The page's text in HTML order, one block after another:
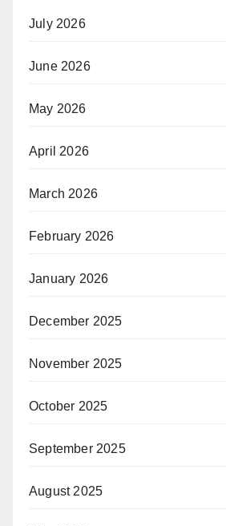
July 2026
June 2026
May 2026
April 2026
March 2026
February 2026
January 2026
December 2025
November 2025
October 2025
September 2025
August 2025